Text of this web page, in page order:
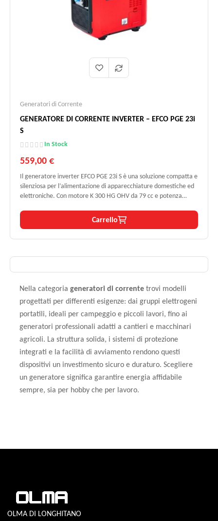
Generatori di Corrente
GENERATORE DI CORRENTE INVERTER – EFCO PGE 23i
S
In Stock
559,00 €
Il generatore inverter EFCO PGE 23i S è una soluzione compatta e
silenziosa per l’alimentazione di apparecchiature domestiche ed
elettroniche. Con motore K 300 HG OHV da 79 cc e potenza
livello di distorsione <1,5%. Leggero e facilmente trasportabile,
assicura fino a 6,3 ore di autonomia al 50% del carico.
Carrello
Nella categoria generatori di corrente trovi modelli
progettati per differenti esigenze: dai gruppi elettrogeni
portatili, ideali per campeggio e piccoli lavori, fino ai
generatori professionali adatti a cantieri e macchinari
agricoli. La struttura solida, i sistemi di protezione
integrati e la facilità di avviamento rendono questi
dispositivi un investimento sicuro e duraturo. Scegliere
un generatore significa garantire energia affidabile
sempre, sia per hobby che per lavoro.
OLMA DI LONGHITANO